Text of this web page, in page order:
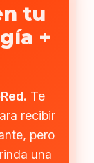
tu
+
Te
recibir
pero
una